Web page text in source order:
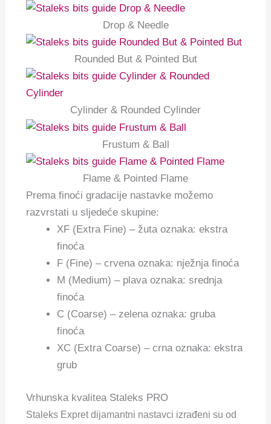
Drop & Needle
Rounded But & Pointed But
Cylinder & Rounded Cylinder
Frustum & Ball
Flame & Pointed Flame
Prema finoći gradacije nastavke možemo
razvrstati u sljedeće skupine:
XF (Extra Fine) – žuta oznaka: ekstra
finoća
F (Fine) – crvena oznaka: nježnja finoća
M (Medium) – plava oznaka: srednja
finoća
C (Coarse) – zelena oznaka: gruba
finoća
XC (Extra Coarse) – crna oznaka: ekstra
grub
Vrhunska kvalitea Staleks PRO
Staleks Expret dijamantni nastavci izrađeni su od